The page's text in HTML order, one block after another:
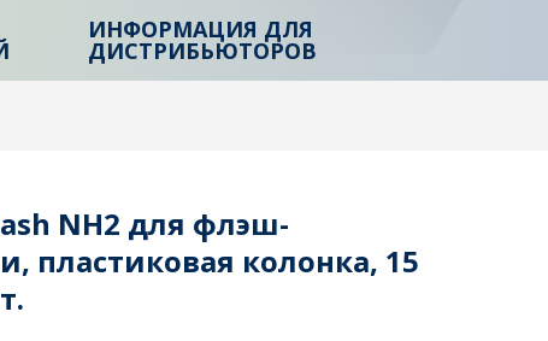
ИНФОРМАЦИЯ ДЛЯ
ДИСТРИБЬЮТОРОВ
NH2 для флэш-
пластиковая колонка, 15